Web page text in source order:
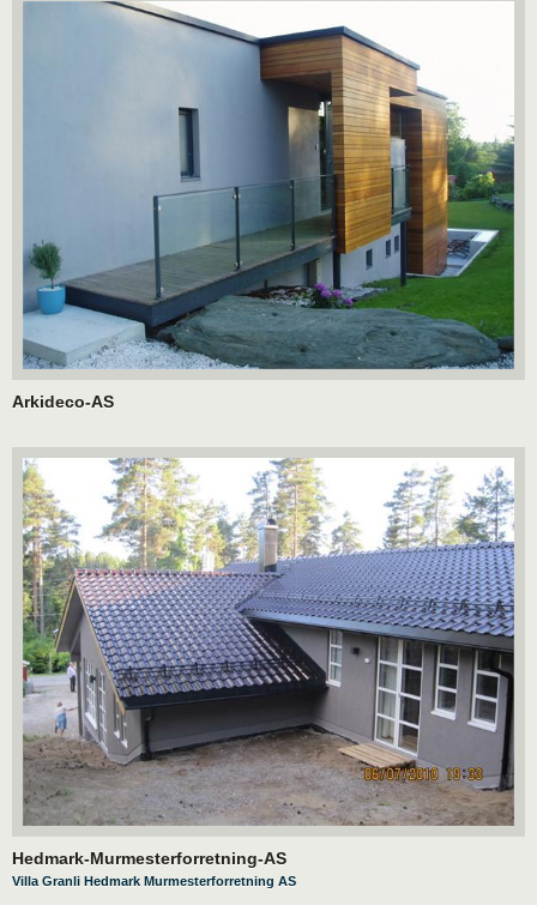
Arkideco-AS
Hedmark-Murmesterforretning-AS
Villa Granli Hedmark Murmesterforretning AS